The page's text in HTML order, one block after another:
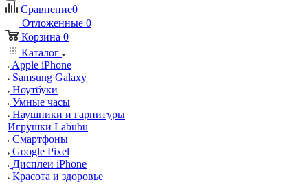
Сравнение0
Отложенные 0
Корзина 0
Каталог
Apple iPhone
Samsung Galaxy
Ноутбуки
Умные часы
Наушники и гарнитуры
Игрушки Labubu
Смартфоны
Google Pixel
Дисплеи iPhone
Красота и здоровье